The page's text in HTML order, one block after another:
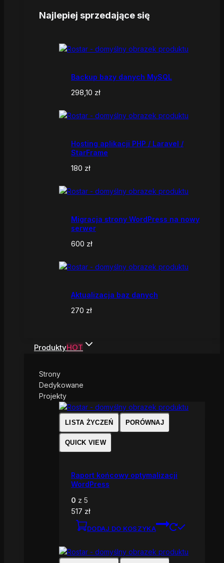
Najlepiej sprzedające się
Backup bazy danych MySQL
298,10 zł
Hosting aplikacji PHP / Laravel /
StarFrame
180 zł
Migracja strony WordPress na nowy
serwer
600 zł
Aktualizacja baz danych
270 zł
ProduktyHOT
Strony
Dedykowane
Projekty
LISTA ŻYCZEŃ PORÓWNAJ
QUICK VIEW
Raport końcowy optymalizacji
WordPress
0 z 5
517 zł
DODAJ DO KOSZYKA